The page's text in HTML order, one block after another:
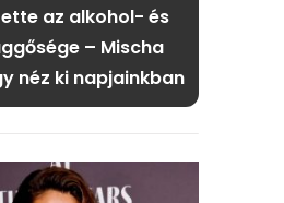
az alkohol- és
– Mischa
néz ki napjainkban